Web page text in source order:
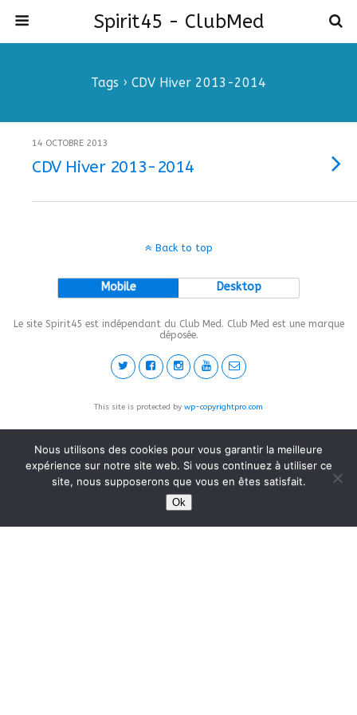
Spirit45 - ClubMed
Tags › CDV Hiver 2013-2014
14 OCTOBRE 2013
CDV Hiver 2013-2014
Back to top
Mobile Desktop
Le site Spirit45 est indépendant du Club Med. Club Med est une marque
déposée.
This site is protected by wp-copyrightpro.com
Nous utilisons des cookies pour vous garantir la meilleure
expérience sur notre site web. Si vous continuez à utiliser ce
site, nous supposerons que vous en êtes satisfait.
Ok